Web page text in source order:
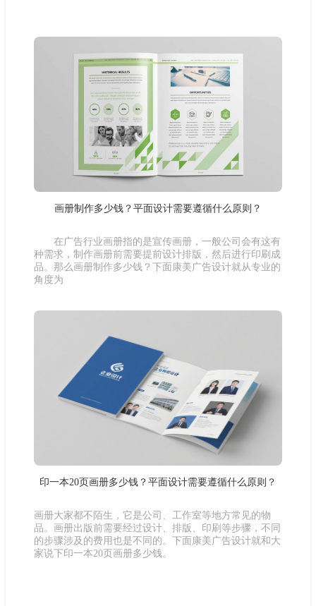
画册制作多少钱？平面设计需要遵循什么原则？
在广告行业画册指的是宣传画册，一般公司会有这有
种需求，制作画册前需要提前设计排版，然后进行印刷成
品。那么画册制作多少钱？下面康美广告设计就从专业的
角度为
印一本20页画册多少钱？平面设计需要遵循什么原则？
画册大家都不陌生，它是公司、工作室等地方常见的物
品。画册出版前需要经过设计、排版、印刷等步骤，不同
的步骤涉及的费用也是不同的。下面康美广告设计就和大
家说下印一本20页画册多少钱。